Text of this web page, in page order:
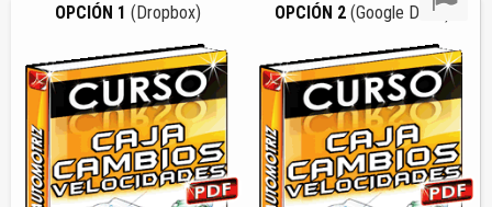
OPCIÓN 1 (Dropbox) OPCIÓN 2 (Google Drive)